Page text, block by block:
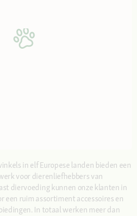
in elf Europese landen bieden een
voor dierenliefhebbers van
diervoeding kunnen onze klanten in
een ruim assortiment accessoires en
In totaal werken meer dan